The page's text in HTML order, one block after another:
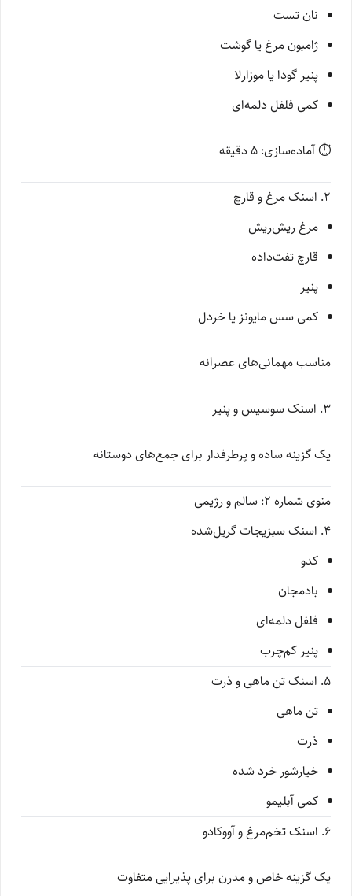
نان تست
ژامبون مرغ یا گوشت
پنیر گودا یا موزارلا
کمی فلفل دلمه‌ای
⏱ آماده‌سازی: ۵ دقیقه
۲. اسنک مرغ و قارچ
مرغ ریش‌ریش
قارچ تفت‌داده
پنیر
کمی سس مایونز یا خردل
مناسب مهمانی‌های عصرانه
۳. اسنک سوسیس و پنیر
یک گزینه ساده و پرطرفدار برای جمع‌های دوستانه
منوی شماره ۲: سالم و رژیمی
۴. اسنک سبزیجات گریل‌شده
کدو
بادمجان
فلفل دلمه‌ای
پنیر کم‌چرب
۵. اسنک تن ماهی و ذرت
تن ماهی
ذرت
خیارشور خرد شده
کمی آبلیمو
۶. اسنک تخم‌مرغ و آووکادو
یک گزینه خاص و مدرن برای پذیرایی متفاوت